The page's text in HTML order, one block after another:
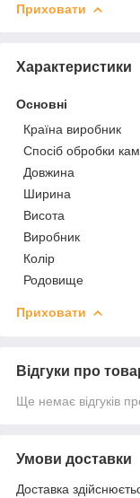
Приховати
Характеристики
Основні
Країна виробник
Спосіб обробки
Довжина
Ширина
Висота
Виробник
Колір
Родовище
Приховати
Відгуки про
Ще немає відгуків
Умови доставки
Доставка